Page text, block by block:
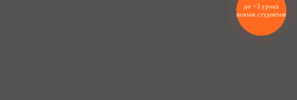
до +3 урока
новым студентам